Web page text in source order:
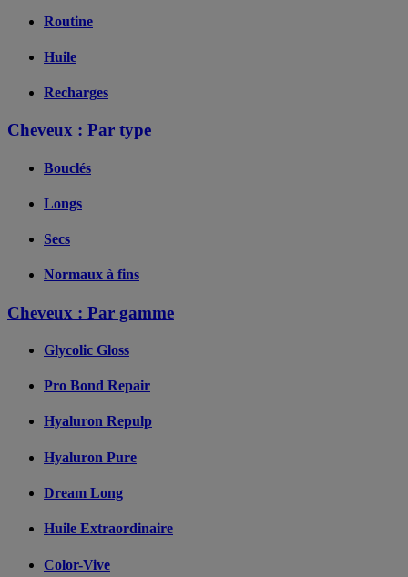
Routine
Huile
Recharges
Cheveux : Par type
Bouclés
Longs
Secs
Normaux à fins
Cheveux : Par gamme
Glycolic Gloss
Pro Bond Repair
Hyaluron Repulp
Hyaluron Pure
Dream Long
Huile Extraordinaire
Color-Vive